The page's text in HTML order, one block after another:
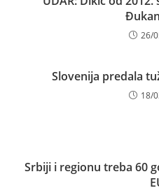
26/
Slovenija predala
18/
Srbiji i regionu treba 60